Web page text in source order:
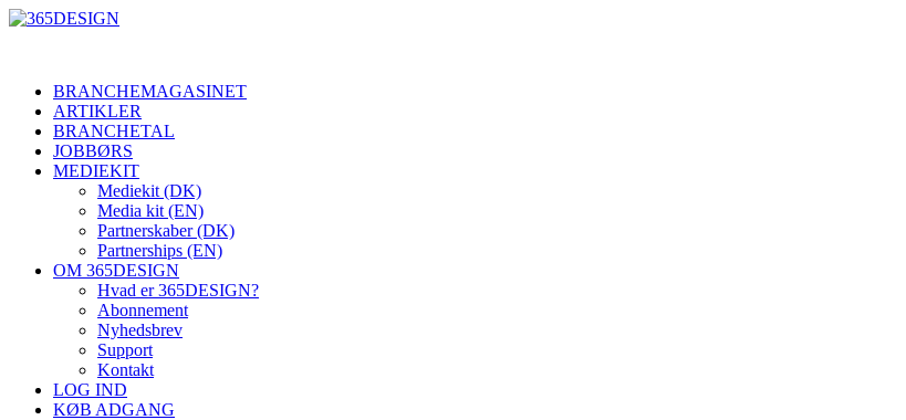
BRANCHEMAGASINET
ARTIKLER
BRANCHETAL
JOBBØRS
MEDIEKIT
Mediekit (DK)
Media kit (EN)
Partnerskaber (DK)
Partnerships (EN)
OM 365DESIGN
Hvad er 365DESIGN?
Abonnement
Nyhedsbrev
Support
Kontakt
LOG IND
KØB ADGANG